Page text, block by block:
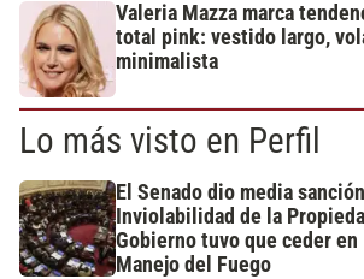
Valeria Mazza marca
total pink: vestido largo,
minimalista
Lo más visto en Perfil
El Senado dio media
Inviolabilidad de la
Gobierno tuvo que ceder en
Manejo del Fuego